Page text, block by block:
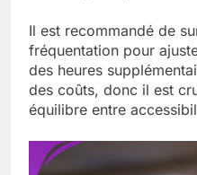
Il est recommandé de
fréquentation pour
des heures
des coûts, donc il est
équilibre entre